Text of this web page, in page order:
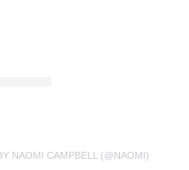
NAOMI CAMPBELL (@NAOMI)